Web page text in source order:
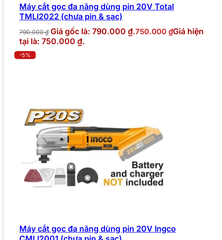
Máy cắt gọc đa năng dùng pin 20V Total
TMLI2022 (chưa pin & sạc)
790.000₫ Giá gốc là: 790.000 ₫.750.000 ₫Giá hiện
tại là: 750.000 ₫.
-5%
Máy cắt gọc đa năng dùng pin 20V Ingco